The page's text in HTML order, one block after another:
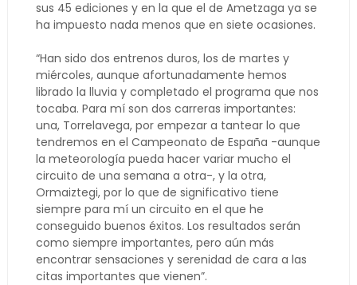
sus 45 ediciones y en la que el de Ametzaga ya se
ha impuesto nada menos que en siete ocasiones.
“Han sido dos entrenos duros, los de martes y
miércoles, aunque afortunadamente hemos
librado la lluvia y completado el programa que nos
tocaba. Para mí son dos carreras importantes:
una, Torrelavega, por empezar a tantear lo que
tendremos en el Campeonato de España -aunque
la meteorología pueda hacer variar mucho el
circuito de una semana a otra-, y la otra,
Ormaiztegi, por lo que de significativo tiene
siempre para mí un circuito en el que he
conseguido buenos éxitos. Los resultados serán
como siempre importantes, pero aún más
encontrar sensaciones y serenidad de cara a las
citas importantes que vienen”.